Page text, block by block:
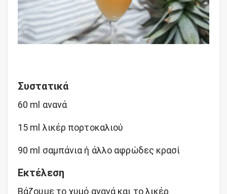
Συστατικά
60 ml ανανά
15 ml λικέρ πορτοκαλιού
90 ml σαμπάνια ή άλλο αφρώδες κρασί
Εκτέλεση
Βάζουμε το χυμό ανανά και το λικέρ